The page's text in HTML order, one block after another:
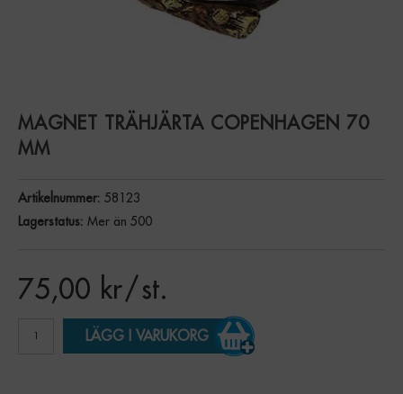
MAGNET TRÄHJÄRTA COPENHAGEN 70
MM
Artikelnummer: 58123
Lagerstatus: Mer än 500
75,00 kr/ st.
LÄGG I VARUKORG